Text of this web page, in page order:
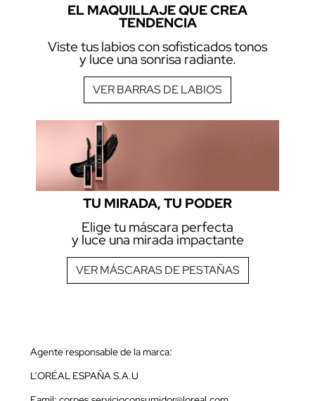
EL MAQUILLAJE QUE CREA
TENDENCIA
Viste tus labios con sofisticados tonos
y luce una sonrisa radiante.
VER BARRAS DE LABIOS
TU MIRADA, TU PODER
Elige tu máscara perfecta
y luce una mirada impactante
VER MÁSCARAS DE PESTAÑAS
Agente responsable de la marca:
L’ORÉAL ESPAÑA S.A.U